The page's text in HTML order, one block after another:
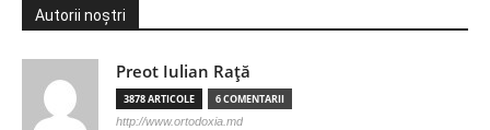
Autorii noștri
Preot Iulian Raţă
3878 ARTICOLE 6 COMENTARII
http://www.ortodoxia.md